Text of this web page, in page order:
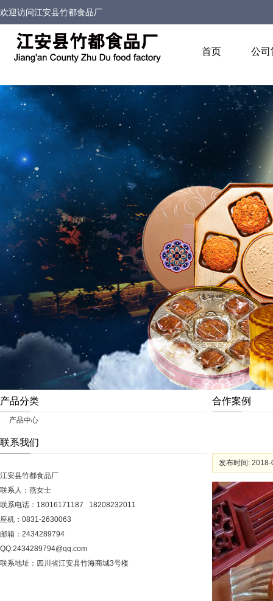
欢迎访问江安县竹都食品厂
首页 公司
产品分类
产品中心
联系我们
江安县竹都食品厂
联系人： 燕女士
联系电话：18016171187 18208232011
座机：0831-2630063
邮箱：2434289794
QQ:2434289794@qq.com
联系地址：四川省江安县竹海商城3号楼
合作案例
发布时间: